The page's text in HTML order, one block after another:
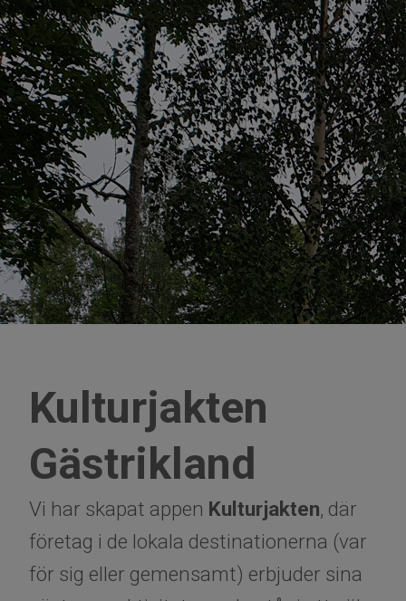
Kulturjakten
Gästrikland
Vi har skapat appen Kulturjakten, där
företag i de lokala destinationerna (var
för sig eller gemensamt) erbjuder sina